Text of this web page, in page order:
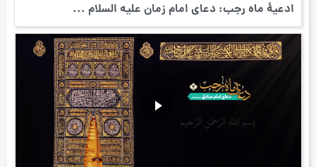
ادعیۀ ماه رجب: دعای امام زمان علیه السلام ...